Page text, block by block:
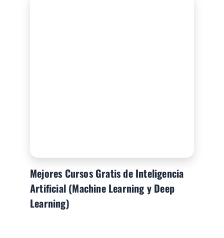
Mejores Cursos Gratis de Inteligencia
Artificial (Machine Learning y Deep
Learning)